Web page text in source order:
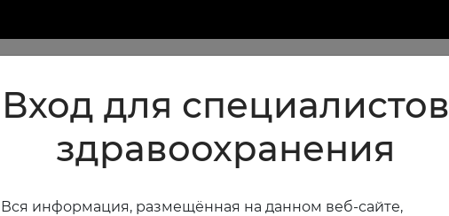
Вход для специалистов
здравоохранения
Вся информация, размещённая на данном веб-сайте,